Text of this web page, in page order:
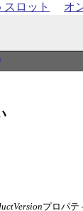
ロット オ
プロパテ